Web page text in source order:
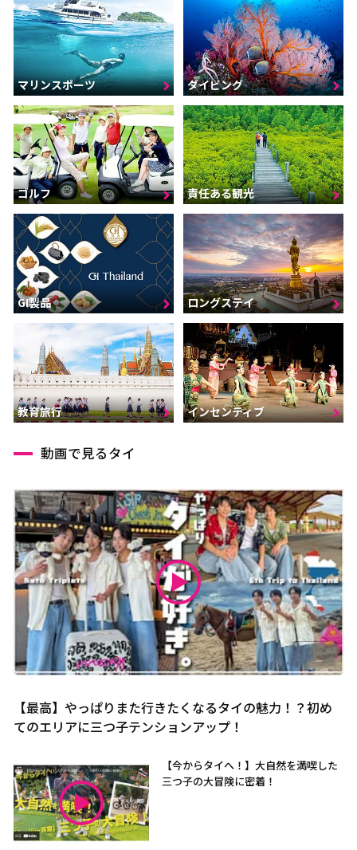
マリンスポーツ ダイビング
ゴルフ 責任ある観光
GI製品 ロングステイ
教育旅行 インセンティブ
動画で見るタイ
【最高】やっぱりまた行きたくなるタイの魅力！？初め
てのエリアに三つ子テンションアップ！
【今からタイへ！】大自然を満喫した
三つ子の大冒険に密着！